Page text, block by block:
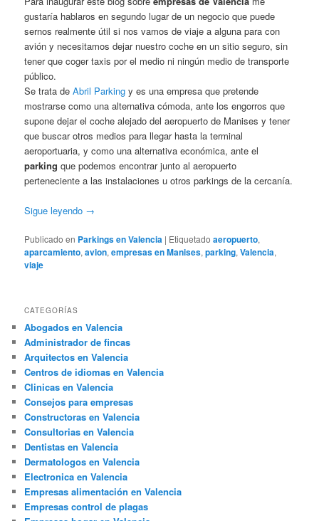
gustaría hablaros en segundo lugar de un negocio que puede
sernos realmente útil si nos vamos de viaje a alguna para con
avión y necesitamos dejar nuestro coche en un sitio seguro, sin
tener que coger taxis por el medio ni ningún medio de transporte
público.
Se trata deAbril Parking y es una empresa que pretende
mostrarse como una alternativa cómoda, ante los engorros que
supone dejar el coche alejado del aeropuerto de Manises y tener
que buscar otros medios para llegar hasta la terminal
aeroportuaria, y como una alternativa económica, ante el
parking que podemos encontrar junto al aeropuerto
perteneciente a las instalaciones u otros parkings de la cercanía.
Sigue leyendo →
Publicado en Parkings en Valencia | Etiquetado aeropuerto,
aparcamiento,avion,empresas en Manises,parking,Valencia,
viaje
CATEGORÍAS
Abogados en Valencia
Administrador de fincas
Arquitectos en Valencia
Centros de idiomas en Valencia
Clinicas en Valencia
Consejos para empresas
Constructoras en Valencia
Consultorias en Valencia
Dentistas en Valencia
Dermatologos en Valencia
Electronica en Valencia
Empresas alimentación en Valencia
Empresas control de plagas